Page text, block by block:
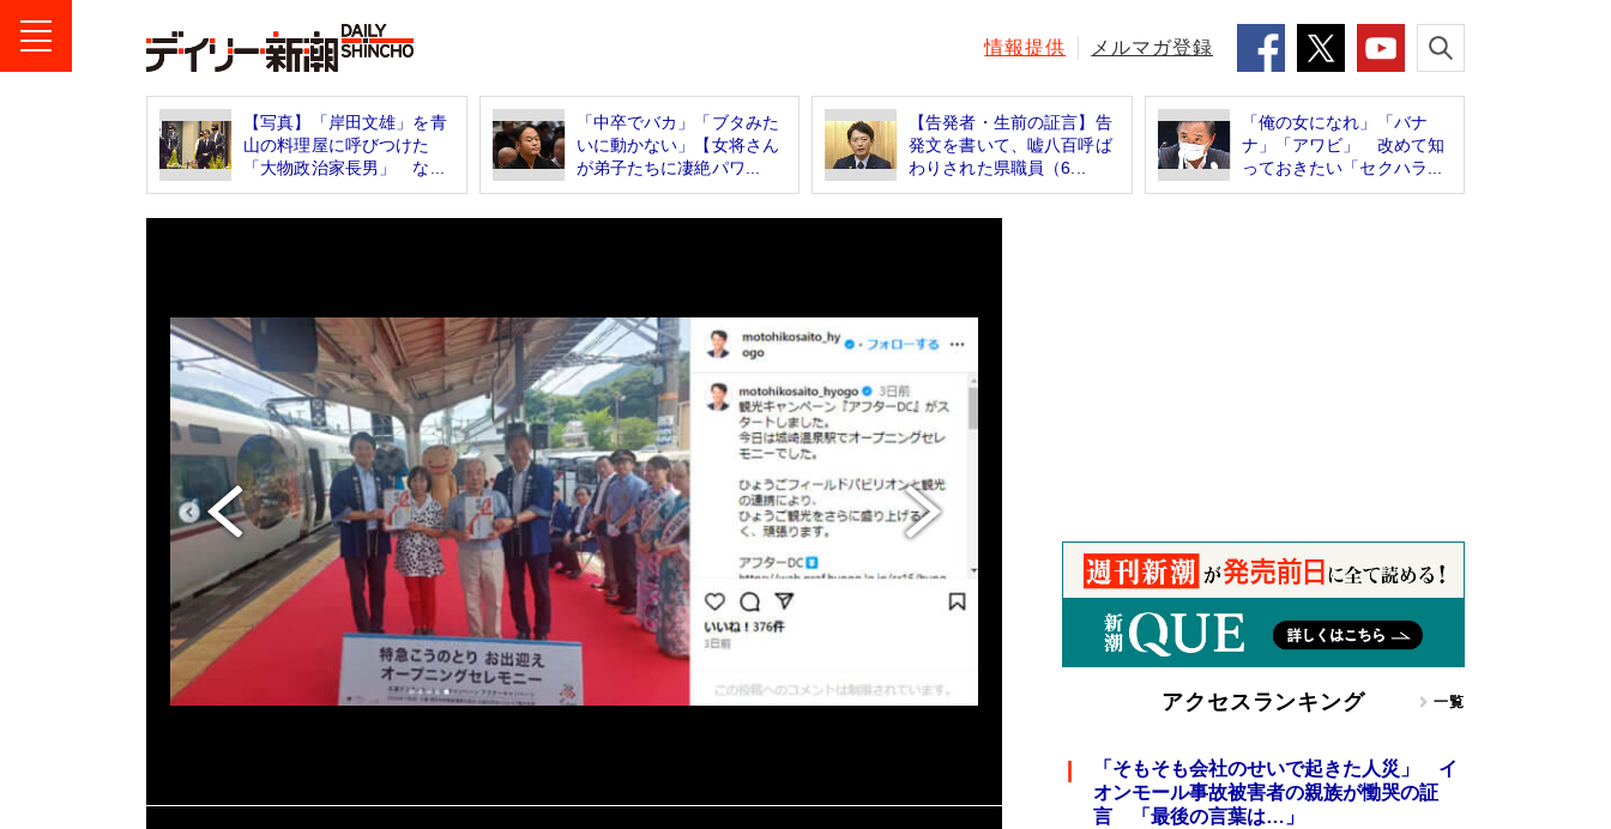
情報提供 メルマガ登録
【写真】「岸田文雄」を青
山の料理屋に呼びつけた
「大物政治家長男」 な...
「中卒でバカ」「ブタみた
いに動かない」【女将さん
が弟子たちに凄絶パワ...
【告発者・生前の証言】告
発文を書いて、嘘八百呼ば
わりされた県職員（6...
「俺の女になれ」「バナ
ナ」「アワビ」 改めて知
っておきたい「セクハラ...
アクセスランキング 一覧
「そもそも会社のせいで起きた人災」 イ
オンモール事故被害者の親族が慟哭の証
言 「最後の言葉は…」